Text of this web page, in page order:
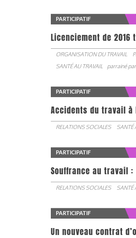
PARTICIPATIF
Licenciement de 2016
ORGANISATION DU TRAVAIL
SANTÉ AU TRAVAIL
parrainé par
PARTICIPATIF
Accidents du travail à
RELATIONS SOCIALES SANTÉ
PARTICIPATIF
Souffrance au travail
RELATIONS SOCIALES SANTÉ
PARTICIPATIF
Un nouveau contrat